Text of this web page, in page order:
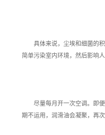
具体来说，尘埃和细菌的积
简单污染室内环境，然后影响
尽量每月开一次空调。即便
期不运用，润滑油会凝聚，再